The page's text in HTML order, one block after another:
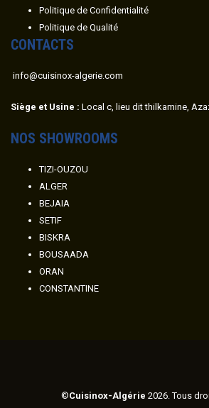
Politique de Confidentialité
Politique de Qualité
CONTACTS
info@cuisinox-algerie.com
Siège et Usine : Local c, lieu dit thilkamine,
NOS SHOWROOMS
TIZI-OUZOU
ALGER
BEJAIA
SETIF
BISKRA
BOUSAADA
ORAN
CONSTANTINE
©Cuisinox-Algérie 2026. Tous